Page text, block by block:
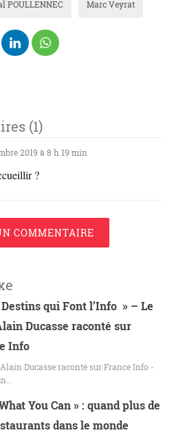
POULLENNEC Marc Veyrat
(1)
2019 à 8 h 19 min
?
COMMENTAIRE
Destins qui Font l’Info » – Le
Ducasse raconté sur
Info
Ducasse raconté sur France Info -
You Can » : quand plus de
dans le monde